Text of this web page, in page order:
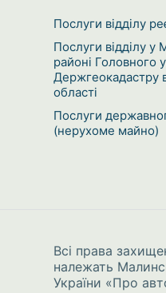
Послуги відділу
Послуги відділу у
районі Головного
Держгеокадастру
області
Послуги
(нерухоме майно)
Всі права
належать
України «Про